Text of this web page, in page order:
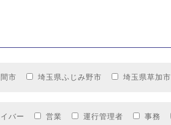
市 埼玉県ふじみ野市 埼玉県草加市
バー 営業 運行管理者 事務